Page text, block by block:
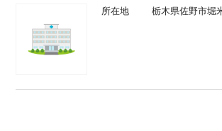
所在地 栃木県佐野市堀